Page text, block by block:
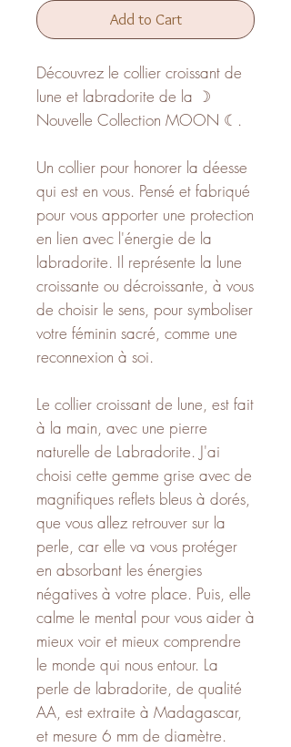
Add to Cart
Découvrez le collier croissant de
lune et labradorite de la ☽
Nouvelle Collection MOON ☾.
Un collier pour honorer la déesse
qui est en vous. Pensé et fabriqué
pour vous apporter une protection
en lien avec l'énergie de la
labradorite. Il représente la lune
croissante ou décroissante, à vous
de choisir le sens, pour symboliser
votre féminin sacré, comme une
reconnexion à soi.
Le collier croissant de lune, est fait
à la main, avec une pierre
naturelle de Labradorite. J'ai
choisi cette gemme grise avec de
magnifiques reflets bleus à dorés,
que vous allez retrouver sur la
perle, car elle va vous protéger
en absorbant les énergies
négatives à votre place. Puis, elle
calme le mental pour vous aider à
mieux voir et mieux comprendre
le monde qui nous entour. La
perle de labradorite, de qualité
AA, est extraite à Madagascar,
et mesure 6 mm de diamètre.